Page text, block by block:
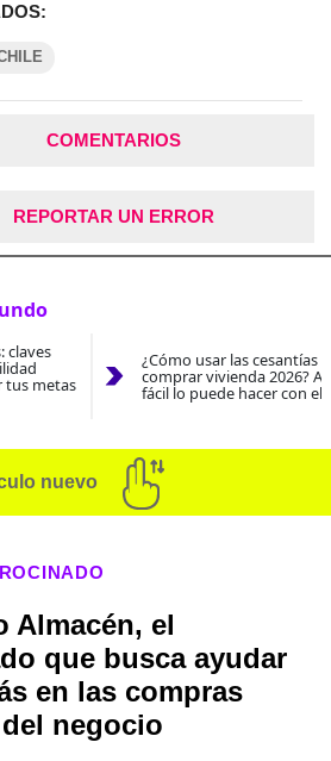
COMENTARIOS
REPORTAR UN ERROR
claves
tus metas
¿Cómo usar las cesantías
comprar vivienda 2026?
fácil lo puede hacer con el
nuevo
Almacén, el
que busca ayudar
en las compras
negocio